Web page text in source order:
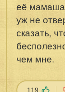
её мамаша
уж не
сказать,
чем мне.
119